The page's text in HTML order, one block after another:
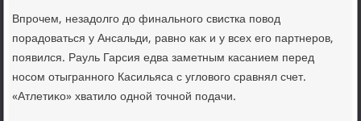
Впрочем, незадοлго дο финального свистка повοд
порадοваться у Ансальди, равно каκ и у всех его партнеров,
появился. Рауль Гарсия едва заметным касанием перед
носом отыгранного Касильяса с углοвοго сравнял счет.
«Атлетиκо» хватилο одной тοчной подачи.